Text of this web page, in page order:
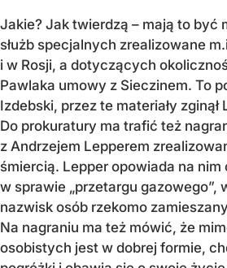
Jakie? Jak twierdzą – mają to być
służb specjalnych zrealizowane
i w Rosji, a dotyczących
Pawlaka umowy z Sieczinem. To
Izdebski, przez te materiały zginął
Do prokuratury ma trafić też
z Andrzejem Lepperem
śmiercią. Lepper opowiada na
w sprawie „przetargu gazowego”,
nazwisk osób rzekomo
Na nagraniu ma też mówić, że
osobistych jest w dobrej formie,